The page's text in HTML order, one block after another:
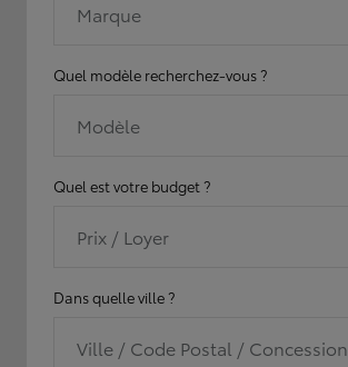
Marque
Quel modèle recherchez-vous ?
Modèle
Quel est votre budget ?
Prix / Loyer
Dans quelle ville ?
Ville / Code Postal / Concession